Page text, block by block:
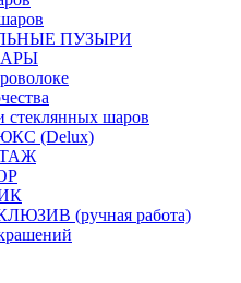
ПУЗЫРИ
стеклянных шаров
(Delux)
(ручная работа)